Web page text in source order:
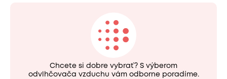
Chcete si dobre vybrať? S výberom
odvlhčovača vzduchu vám odborne poradíme.